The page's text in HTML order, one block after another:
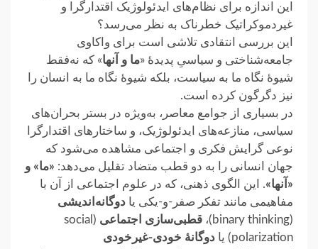
این اندازه برای نظام‌های ایدئولوژیک اقتدارگرا و
غیردموکراتیک خطرناک به نظر می‌رسد؟
این بررسی انتقادی تلاشی است برای واکاوی
جامعه‌شناختی و سیاسیِ پدیدهٔ «ما و آنها» که نه‌فقط
شیوهٔ نگاه ما به سیاست، ‏بلکه شیوهٔ نگاه ما به انسان را
نیز دگرگون کرده است.‏
در بسیاری از جوامع معاصر، به‌ویژه در بستر بحران‌های
سیاسی، منازعه‌های ایدئولوژیک، و ساختارهای اقتدارگرا
نوعی ‏گرایش فکری و اجتماعی مشاهده می‌شود که
جهان انسانی را به دو قطب متضاد تقلیل می‌دهد: «ما» و
«آنها». این الگوی ‏ذهنی، که در علوم اجتماعی از آن با
مفاهیمی مانند تفکر صفر-و-یکی یا دوگانه‌اندیشی
(‎binary thinking)،
قطبی‌سازی اجتماعی
‏ (social
polarization) ‎یا
دوگانهٔ خودی-غیرخودی